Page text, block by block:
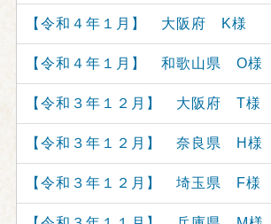
【令和４年１月】 大阪府 K様
【令和４年１月】 和歌山県 O様
【令和３年１２月】 大阪府 T様
【令和３年１２月】 奈良県 H様
【令和３年１２月】 埼玉県 F様